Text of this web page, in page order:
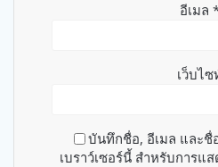
อีเมล
เว็บไซ
บันทึกชื่อ, อีเมล และชื่
เบราว์เซอร์นี้ สำหรับการแ